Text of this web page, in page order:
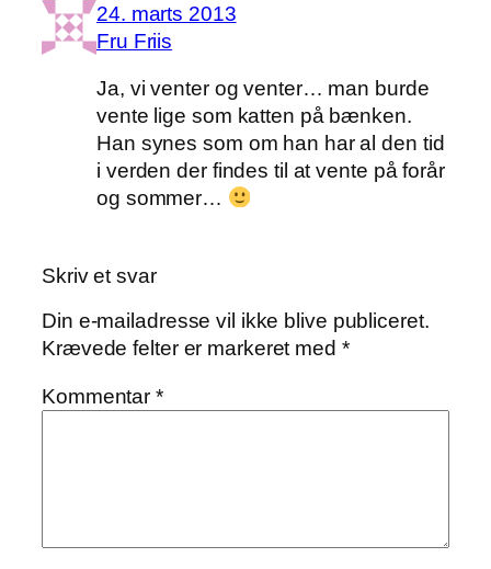
24. marts 2013
Fru Friis
Ja, vi venter og venter… man burde
vente lige som katten på bænken.
Han synes som om han har al den tid
i verden der findes til at vente på forår
og sommer…
Skriv et svar
Din e-mailadresse vil ikke blive publiceret.
Krævede felter er markeret med *
Kommentar*